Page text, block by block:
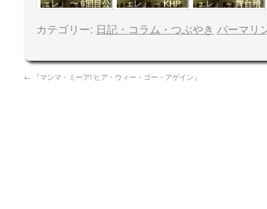
ェレ」 〜 6回目公
演
ェレ」 ～ KHP
ェレ」 ～ 舞台稽
古
カテゴリー: 日記・コラム・つぶやき パーマリ
← 『マンマ・ミーア! ヒア・ウィー・ゴー・アゲイン』